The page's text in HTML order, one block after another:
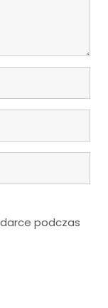
podczas